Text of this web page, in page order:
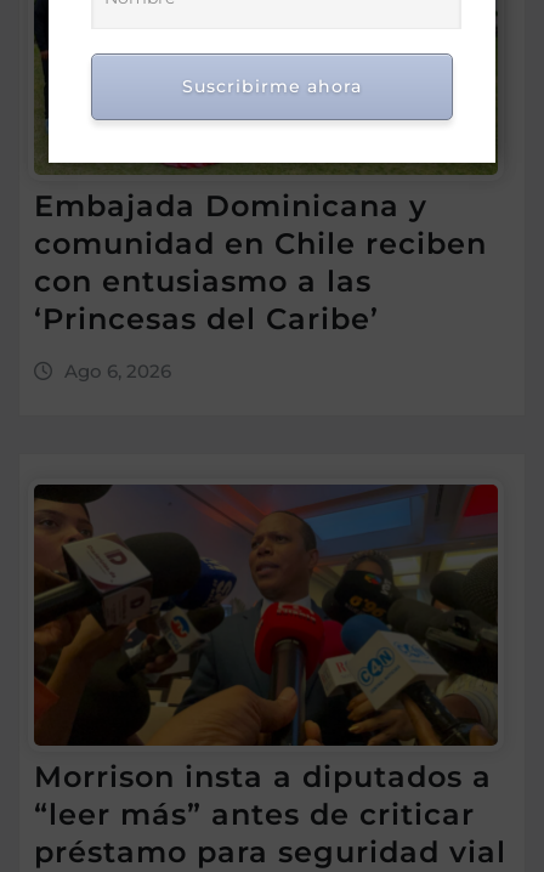
Embajada Dominicana y
comunidad en Chile reciben
con entusiasmo a las
‘Princesas del Caribe’
Ago 6, 2026
Morrison insta a diputados a
“leer más” antes de criticar
préstamo para seguridad vial
Suscribirme ahora